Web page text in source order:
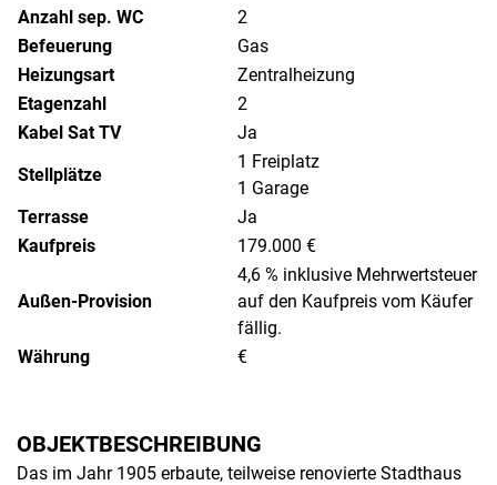
Anzahl sep. WC
2
Befeuerung
Gas
Heizungsart
Zentralheizung
Etagenzahl
2
Kabel Sat TV
Ja
Stellplätze
1 Freiplatz
1 Garage
Terrasse
Ja
Kaufpreis
179.000 €
Außen-Provision
4,6 % inklusive Mehrwertsteuer
auf den Kaufpreis vom Käufer
fällig.
Währung
€
OBJEKTBESCHREIBUNG
Das im Jahr 1905 erbaute, teilweise renovierte Stadthaus